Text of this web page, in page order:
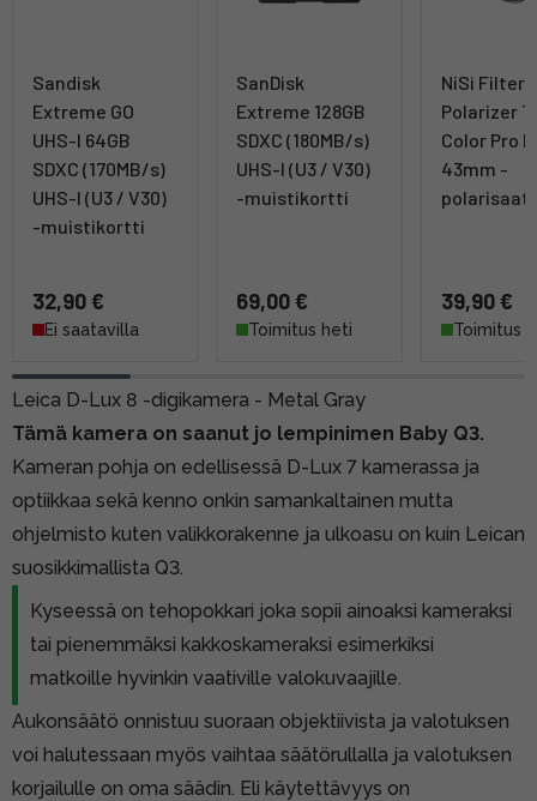
Sandisk
Extreme GO
UHS-I 64GB
SDXC (170MB/s)
UHS-I (U3 / V30)
-muistikortti
32,90 €
Ei saatavilla
SanDisk
Extreme 128GB
SDXC (180MB/s)
UHS-I (U3 / V30)
-muistikortti
69,00 €
Toimitus heti
NiSi Filter
Polarizer
Color Pro
43mm -
39,90 €
Toimitus
Leica D-Lux 8 -digikamera - Metal Gray
Tämä kamera on saanut jo lempinimen Baby Q3.
Kameran pohja on edellisessä D-Lux 7 kamerassa ja
optiikkaa sekä kenno onkin samankaltainen mutta
ohjelmisto kuten valikkorakenne ja ulkoasu on kuin Leican
suosikkimallista Q3.
Kyseessä on tehopokkari joka sopii ainoaksi kameraksi
tai pienemmäksi kakkoskameraksi esimerkiksi
matkoille hyvinkin vaativille valokuvaajille.
Aukonsäätö onnistuu suoraan objektiivista ja valotuksen
voi halutessaan myös vaihtaa säätörullalla ja valotuksen
korjailulle on oma säädin. Eli käytettävyys on